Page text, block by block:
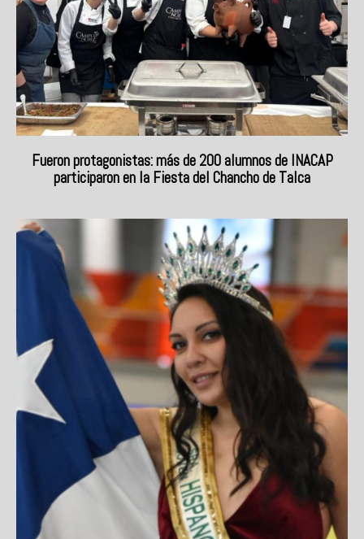
Fueron protagonistas: más de 200 alumnos de INACAP
participaron en la Fiesta del Chancho de Talca